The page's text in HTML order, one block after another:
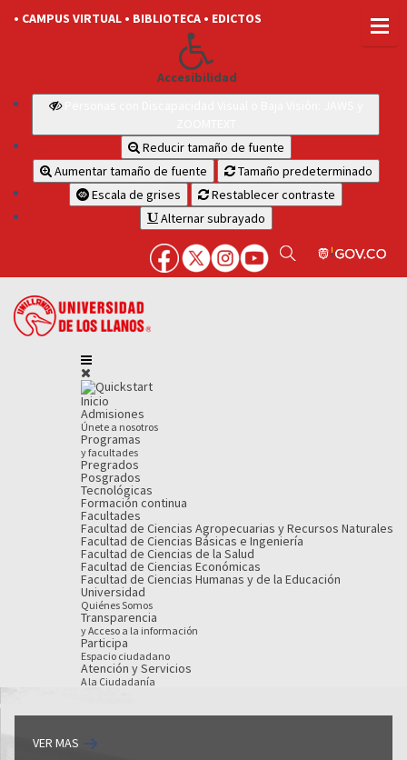
• CAMPUS VIRTUAL • BIBLIOTECA • EDICTOS
Accesibilidad
Reducir tamaño de fuente
Aumentar tamaño de fuente
Tamaño predeterminado
Escala de grises
Restablecer contraste
Alternar subrayado
Inicio
Admisiones
Únete a nosotros
Programas
y facultades
Pregrados
Posgrados
Tecnológicas
Formación continua
Facultades
Facultad de Ciencias Agropecuarias y Recursos Naturales
Facultad de Ciencias Básicas e Ingeniería
Facultad de Ciencias de la Salud
Facultad de Ciencias Económicas
Facultad de Ciencias Humanas y de la Educación
Universidad
Quiénes Somos
Transparencia
y Acceso a la información
Participa
Espacio ciudadano
Atención y Servicios
A la Ciudadanía
VER MAS